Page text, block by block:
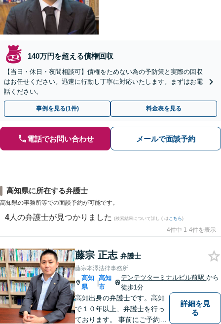
140万円を超える債権回収
【当日・休日・夜間相談可】債権をためない為の予防策と実際の回収
はお任せください。迅速に行動し丁寧に対応いたします。まずはお電
話ください。
事例を見る(1件) 料金表を見る
電話でお問い合わせ メールで面談予約
高知県に所在する弁護士
高知県の事務所等での面談予約が可能です。
4 人の弁護士が見つかりました (検索結果について詳しくは こちら)
4件中 1-4件を表示
藤宗 正志 弁護士
藤宗本澤法律事務所
高知
県
|
高知
市
デンテツターミナルビル前駅から
徒歩1分
高知出身の弁護士です。高知
で１０年以上、弁護士を行っ
ております。 事前にご予約を
詳細を見
る